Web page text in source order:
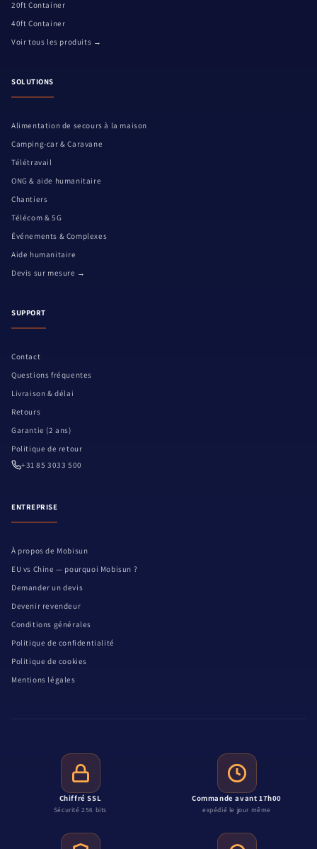
20ft Container
40ft Container
Voir tous les produits →
SOLUTIONS
Alimentation de secours à la maison
Camping-car & Caravane
Télétravail
ONG & aide humanitaire
Chantiers
Télécom & 5G
Événements & Complexes
Aide humanitaire
Devis sur mesure →
SUPPORT
Contact
Questions fréquentes
Livraison & délai
Retours
Garantie (2 ans)
Politique de retour
+31 85 3033 500
ENTREPRISE
À propos de Mobisun
EU vs Chine — pourquoi Mobisun ?
Demander un devis
Devenir revendeur
Conditions générales
Politique de confidentialité
Politique de cookies
Mentions légales
Chiffré SSL
Sécurité 256 bits
Commande avant 17h00
expédié le jour même